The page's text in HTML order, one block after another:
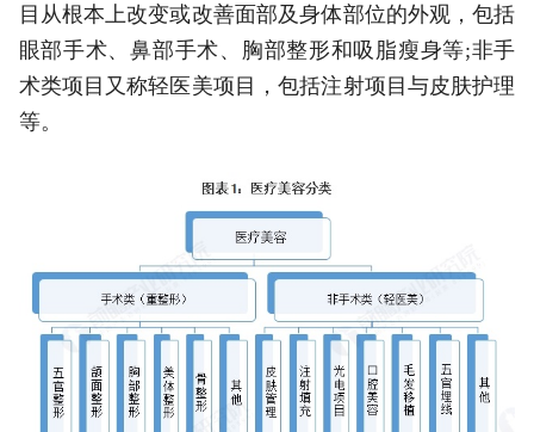
目从根本上改变或改善面部及身体部位的外观，包括
眼部手术、鼻部手术、胸部整形和吸脂瘦身等;非手
术类项目又称轻医美项目，包括注射项目与皮肤护理
等。